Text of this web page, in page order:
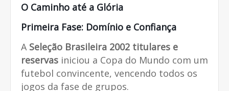
O Caminho até a Glória
Primeira Fase: Domínio e Confiança
A Seleção Brasileira 2002 titulares e
reservas iniciou a Copa do Mundo com um
futebol convincente, vencendo todos os
jogos da fase de grupos.